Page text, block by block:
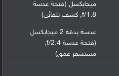
ميجابكسل (فتحة عدسة
f/1.8
, كشف تلقائي)
عدسة بدقة 2 ميجابكسل
(فتحة عدسة f/2.4
,
مستشعر عمق)